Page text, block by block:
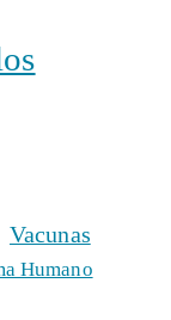
Vacunas
Humano